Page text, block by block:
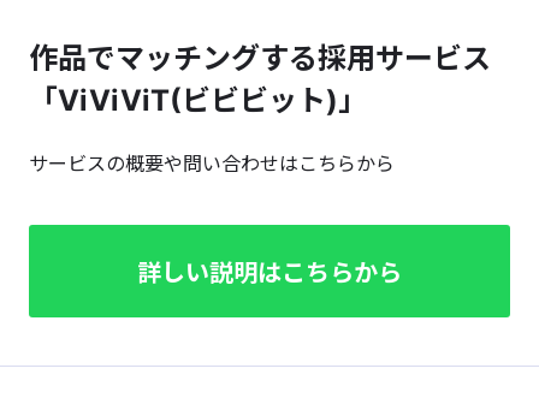
作品でマッチングする採用サービス
「ViViViT(ビビビット)」
サービスの概要や問い合わせはこちらから
詳しい説明はこちらから